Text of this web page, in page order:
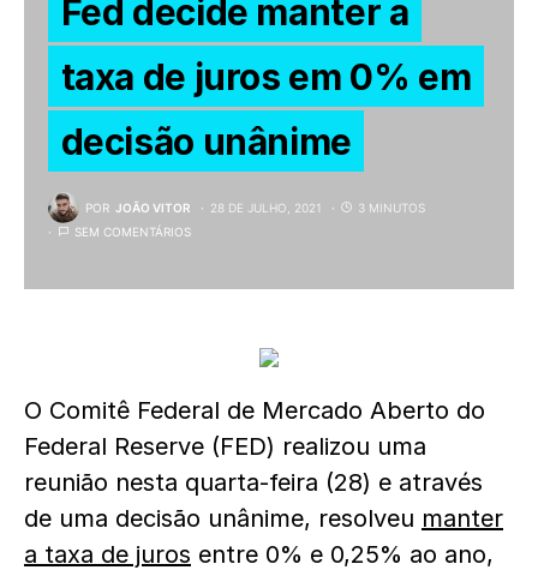
Fed decide manter a
taxa de juros em 0% em
decisão unânime
POR JOÃO VITOR 28 DE JULHO, 2021
3 MINUTOS
SEM COMENTÁRIOS
O Comitê Federal de Mercado Aberto do
Federal Reserve (FED) realizou uma
reunião nesta quarta-feira (28) e através
de uma decisão unânime, resolveu manter
a taxa de juros entre 0% e 0,25% ao ano,